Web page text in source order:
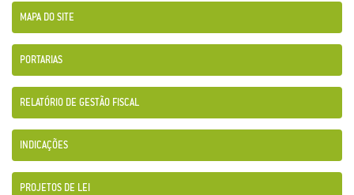
MAPA DO SITE
PORTARIAS
RELATÓRIO DE GESTÃO FISCAL
INDICAÇÕES
PROJETOS DE LEI